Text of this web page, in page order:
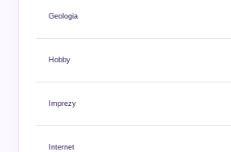
Geologia
Hobby
Imprezy
Internet